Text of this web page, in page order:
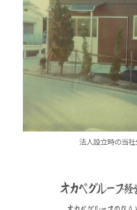
法人設立時の当